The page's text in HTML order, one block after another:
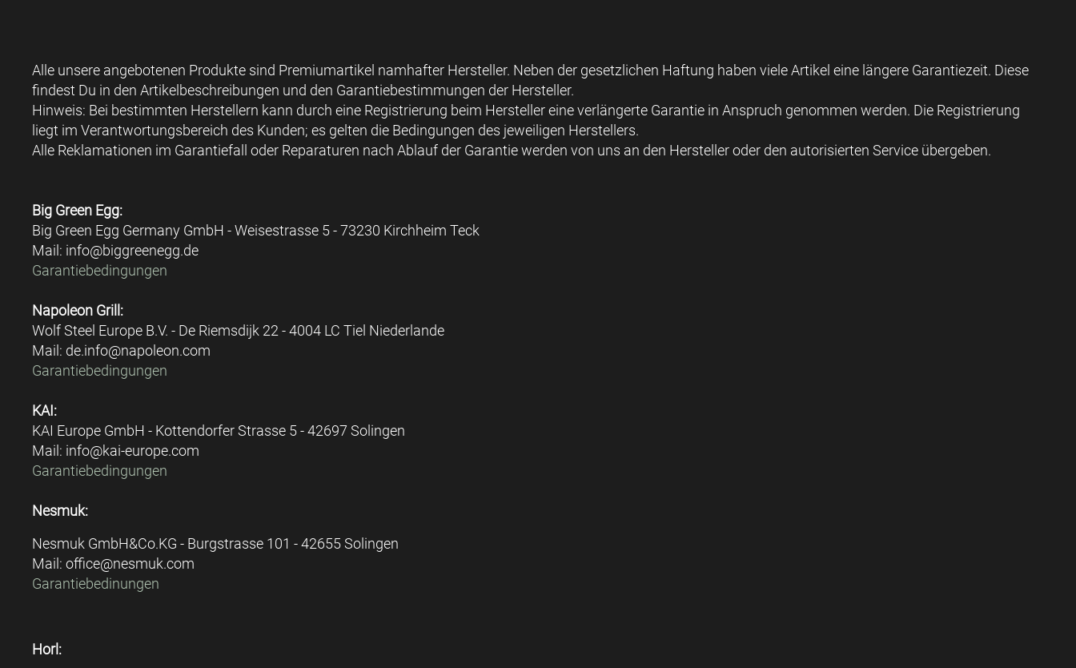
Alle unsere angebotenen Produkte sind Premiumartikel namhafter Hersteller. Neben der gesetzlichen Haftung haben viele Artikel eine längere Garantiezeit. Diese
findest Du in den Artikelbeschreibungen und den Garantiebestimmungen der Hersteller.
Hinweis: Bei bestimmten Herstellern kann durch eine Registrierung beim Hersteller eine verlängerte Garantie in Anspruch genommen werden. Die Registrierung
liegt im Verantwortungsbereich des Kunden; es gelten die Bedingungen des jeweiligen Herstellers.
Alle Reklamationen im Garantiefall oder Reparaturen nach Ablauf der Garantie werden von uns an den Hersteller oder den autorisierten Service übergeben.
Big Green Egg:
Big Green Egg Germany GmbH - Weisestrasse 5 - 73230 Kirchheim Teck
Mail: info@biggreenegg.de
Garantiebedingungen
Napoleon Grill:
Wolf Steel Europe B.V. - De Riemsdijk 22 - 4004 LC Tiel Niederlande
Mail: de.info@napoleon.com
Garantiebedingungen
KAI:
KAI Europe GmbH - Kottendorfer Strasse 5 - 42697 Solingen
Mail: info@kai-europe.com
Garantiebedingungen
Nesmuk:
Nesmuk GmbH&Co.KG - Burgstrasse 101 - 42655 Solingen
Mail: office@nesmuk.com
Garantiebedinungen
Horl: